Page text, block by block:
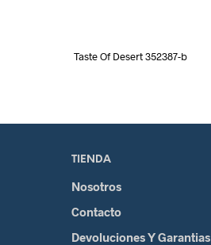
Taste Of Desert 352387-b
TIENDA
Nosotros
Contacto
Devoluciones Y Garantias